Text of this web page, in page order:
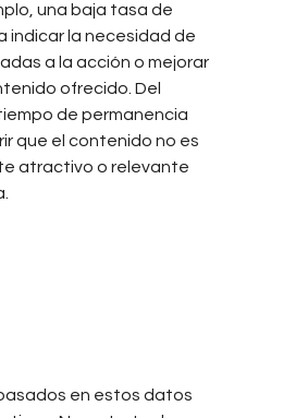
una baja tasa de
indicar la necesidad de
a la acción o mejorar
ofrecido. Del
de permanencia
que el contenido no es
atractivo o relevante
en estos datos